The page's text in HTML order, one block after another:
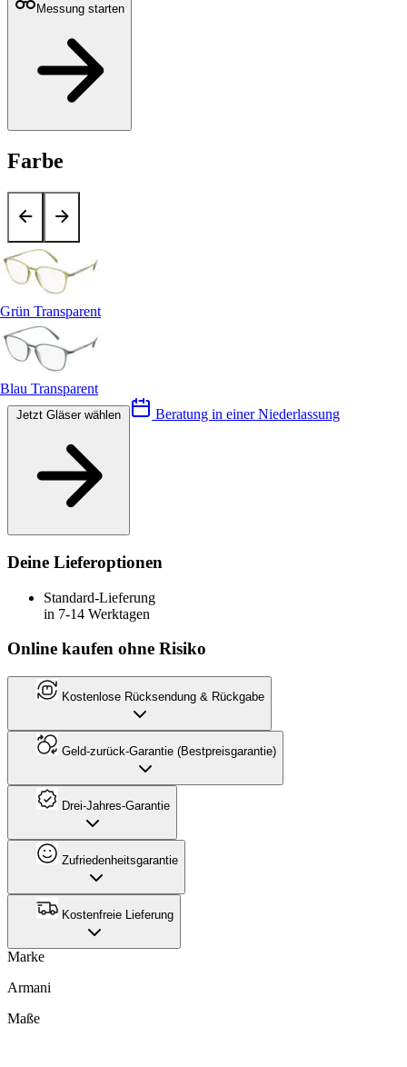
Messung starten
Farbe
Grün Transparent
Blau Transparent
Beratung in einer Niederlassung
Deine Lieferoptionen
Standard-Lieferung
in 7-14 Werktagen
Online kaufen ohne Risiko
Kostenlose Rücksendung & Rückgabe
Geld-zurück-Garantie (Bestpreisgarantie)
Drei-Jahres-Garantie
Zufriedenheitsgarantie
Kostenfreie Lieferung
Marke
Armani
Maße